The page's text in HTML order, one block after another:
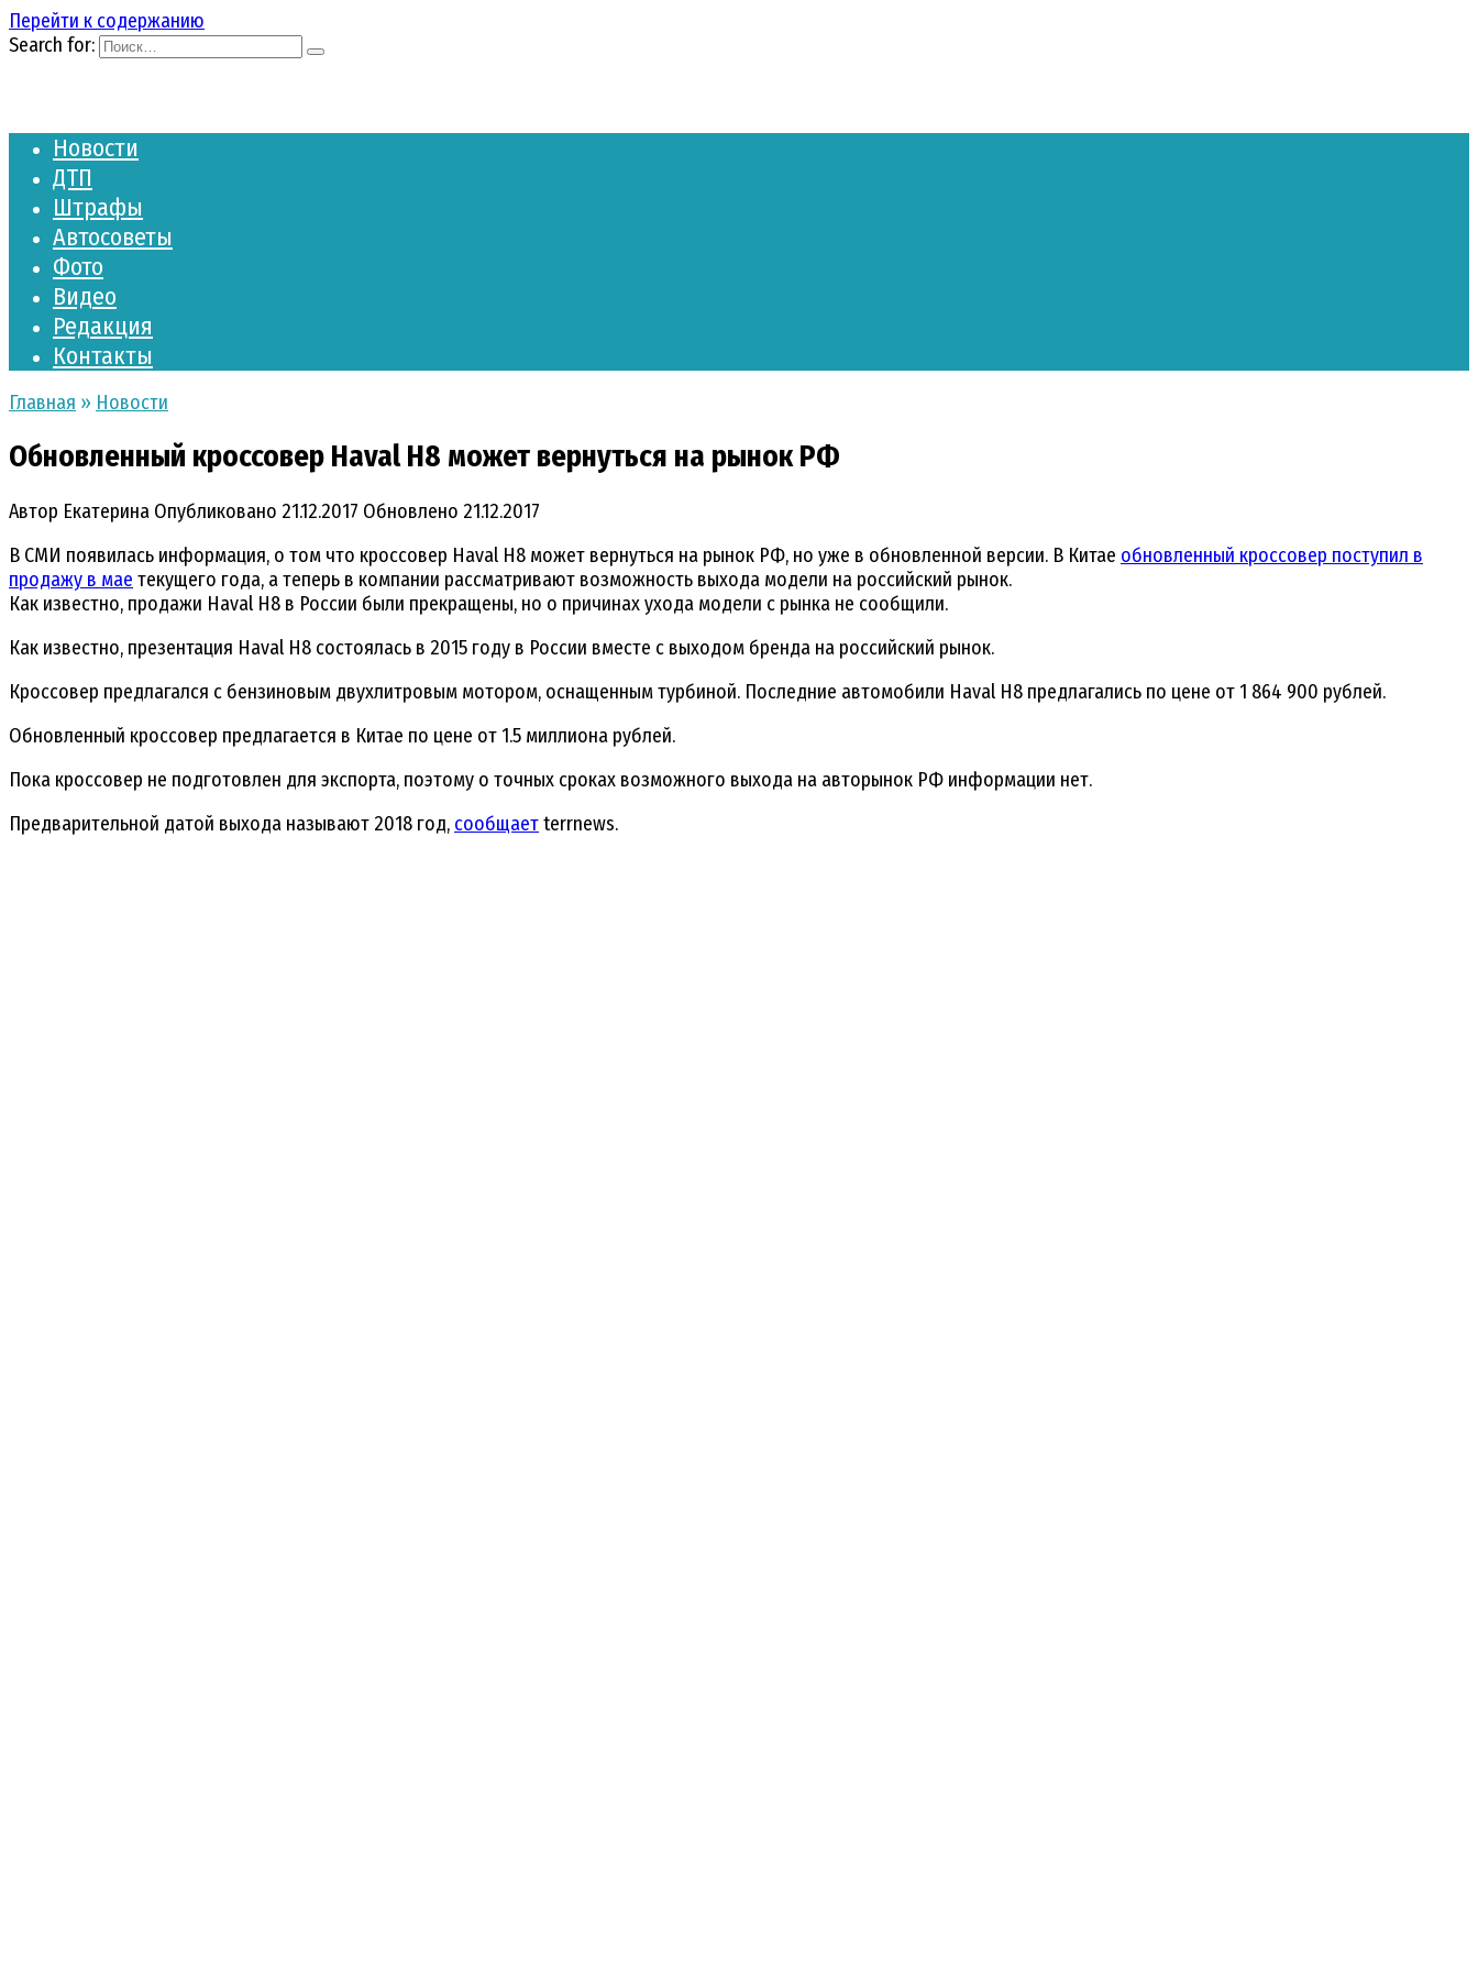
Перейти к содержанию
Search for:
Новости
ДТП
Штрафы
Автосоветы
Фото
Видео
Редакция
Контакты
Главная » Новости
Обновленный кроссовер Haval H8 может вернуться на рынок РФ
Автор Екатерина Опубликовано 21.12.2017 Обновлено 21.12.2017
В СМИ появилась информация, о том что кроссовер Haval H8 может вернуться на рынок РФ, но уже в обновленной версии. В Китае обновленный кроссовер поступил в
продажу в мае текущего года, а теперь в компании рассматривают возможность выхода модели на российский рынок.
Как известно, продажи Haval H8 в России были прекращены, но о причинах ухода модели с рынка не сообщили.
Как известно, презентация Haval H8 состоялась в 2015 году в России вместе с выходом бренда на российский рынок.
Кроссовер предлагался с бензиновым двухлитровым мотором, оснащенным турбиной. Последние автомобили Haval H8 предлагались по цене от 1 864 900 рублей.
Обновленный кроссовер предлагается в Китае по цене от 1.5 миллиона рублей.
Пока кроссовер не подготовлен для экспорта, поэтому о точных сроках возможного выхода на авторынок РФ информации нет.
Предварительной датой выхода называют 2018 год, сообщаетterrnews.